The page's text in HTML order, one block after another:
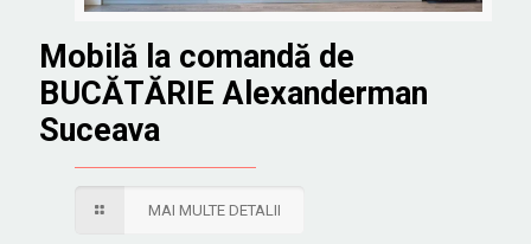
Mobilă la comandă de
BUCĂTĂRIE Alexanderman
Suceava
MAI MULTE DETALII